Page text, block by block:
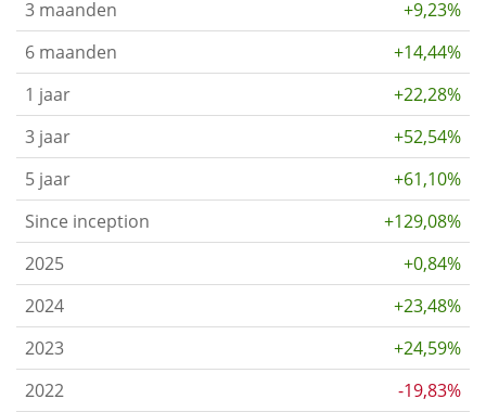
3 maanden
+9,23%
6 maanden
+14,44%
1 jaar
+22,28%
3 jaar
+52,54%
5 jaar
+61,10%
Since inception
+129,08%
2025
+0,84%
2024
+23,48%
2023
+24,59%
2022
-19,83%